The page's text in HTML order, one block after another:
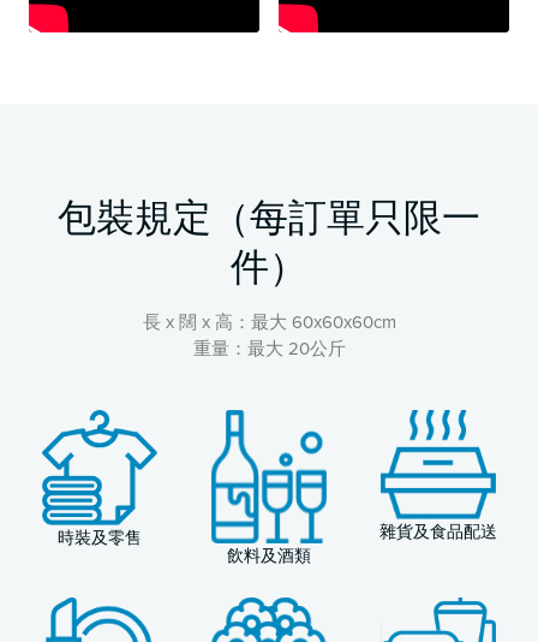
包裝規定（每訂單只限一
件）
長 x 闊 x 高：最大 60x60x60cm
重量：最大 20公斤
時裝及零售
飲料及酒類
雜貨及食品配送